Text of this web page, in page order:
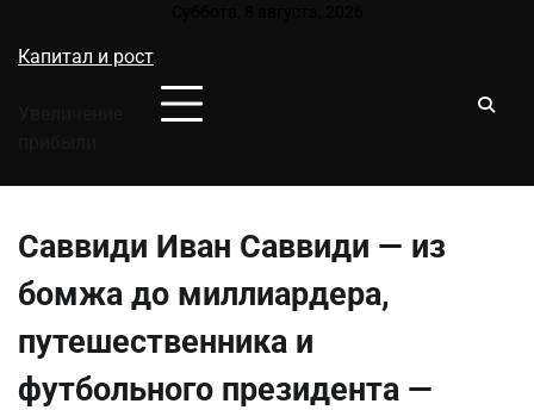
содержимому
Капитал и рост
Саввиди Иван Саввиди — из
бомжа до миллиардера,
путешественника и
футбольного президента —